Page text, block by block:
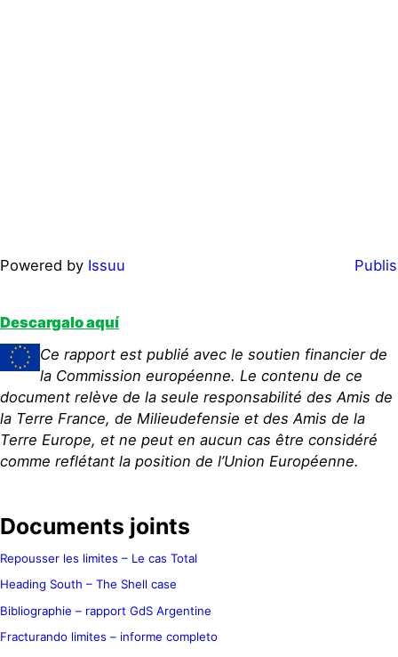
Powered by Issuu
Descargalo aquí
Ce rapport est publié avec le soutien financier de
la Commission européenne. Le contenu de ce
document relève de la seule responsabilité des Amis de
la Terre France, de Milieudefensie et des Amis de la
Terre Europe, et ne peut en aucun cas être considéré
comme reflétant la position de l’Union Européenne.
Documents joints
Repousser les limites – Le cas Total
Heading South – The Shell case
Bibliographie – rapport GdS Argentine
Fracturando limites – informe completo